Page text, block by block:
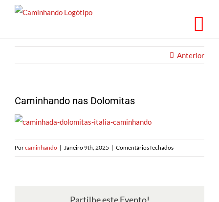
Saltar
Anterior
Caminhando nas Dolomitas
Porcaminhando | Janeiro 9th, 2025 | Comentários fechadosem
Caminhando
Partilhe este Evento!